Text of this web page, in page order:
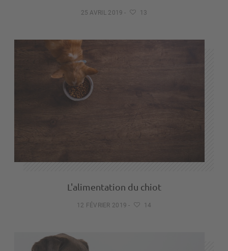
25 AVRIL 2019 - 13
L'alimentation du chiot
12 FÉVRIER 2019 - 14